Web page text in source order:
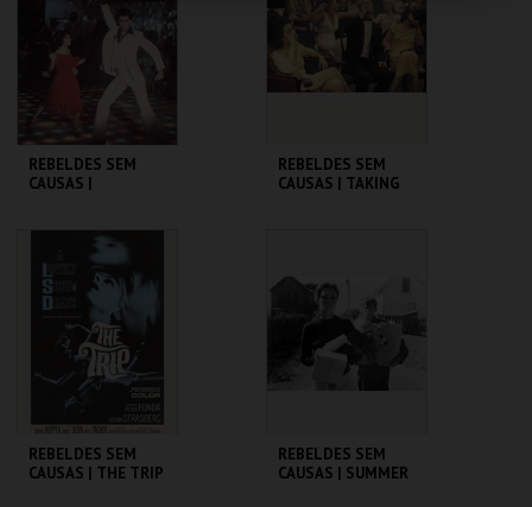
MAIS INFO
COMPRAR
MAIS INFO
COMPRAR
REBELDES SEM
CAUSAS |
CINEMATECA
MAIS INFO
COMPRAR
REBELDES SEM
CAUSAS | TAKING
MAIS INFO
COMPRAR
REBELDES SEM
CAUSAS | THE TRIP
REBELDES SEM
CAUSAS | SUMMER